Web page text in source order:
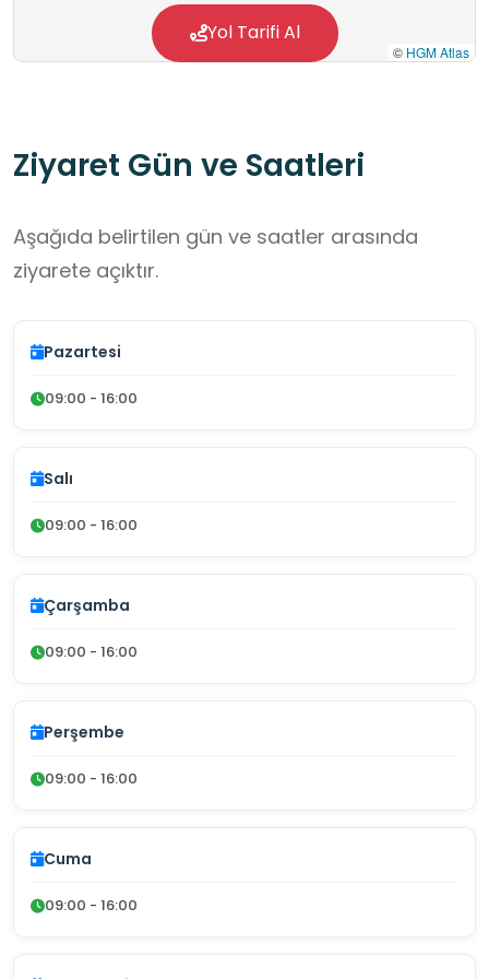
davranılması gerektiğini uygulamalı öğrenir.
© HGM Atlas
Yol Tarifi Al
Ziyaret Gün ve Saatleri
Aşağıda belirtilen gün ve saatler arasında
ziyarete açıktır.
Pazartesi
09:00 - 16:00
Salı
09:00 - 16:00
Çarşamba
09:00 - 16:00
Perşembe
09:00 - 16:00
Cuma
09:00 - 16:00